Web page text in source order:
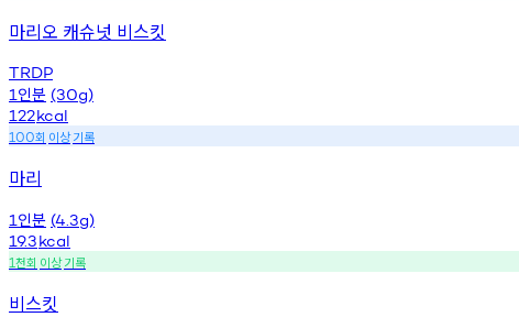
마리오 캐슈넛 비스킷
TRDP
1 인분 (30g)
122kcal
100회 이상기록
마리
1 인분 (4.3g)
19.3kcal
1천회 이상기록
비스킷